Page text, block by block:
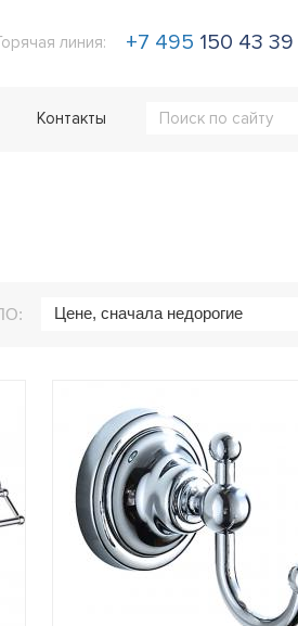
линия: +7 495 150 43 39
Контакты
Цене, сначала недорогие